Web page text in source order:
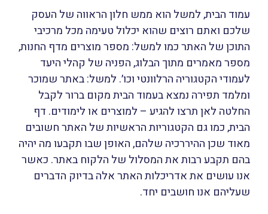
עמוד הבית, למשל הוא ממש חלון הראווה של העסק
שלכם ואתם רוצים שהוא יכלול טעימה מכל מרכיבי
התוכן של האתר כמו למשל: מספר מוצרים מדף החנות,
מספר מאמרים מתוך הבלוג, הפניה של קהלי היעד
לעמודי הקטגוריה הרלוונטי וכו׳. למשל: באתר שמוכר
ומלמד תפירה נמצא בעמוד הבית מקום ברור לקבל
החלטה לאן תרצו להגיע – למוצרים או לימודים. דף
הבית, כמו גם הקטגוריות הראשיות של האתר חשובים
מאוד שכן ההיררכיה שלהם, האופן שבו תקבעו מה יהיה
בהם תקבע רבות את המסלול של הלקוח באתר. כאשר
אנו עושים את אדריכלות האתר אלה בדיוק הדברים
שעליהם אנו חושבים יחד.